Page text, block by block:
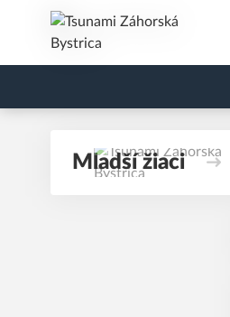
Mladší žiaci